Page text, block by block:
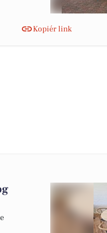
Kopiér link